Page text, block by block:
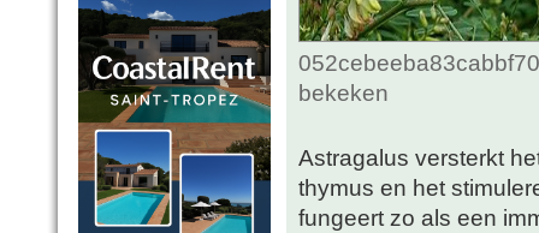
bekeken
Astragalus versterkt
thymus en het
fungeert zo als een